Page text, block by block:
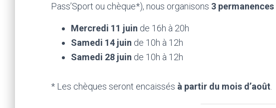
Pass’Sport ou chèque*), nous organisons 3 permanences
Mercredi 11 juin de 16h à 20h
Samedi 14 juin de 10h à 12h
Samedi 28 juin de 10h à 12h
* Les chèques seront encaissés à partir du mois d’août